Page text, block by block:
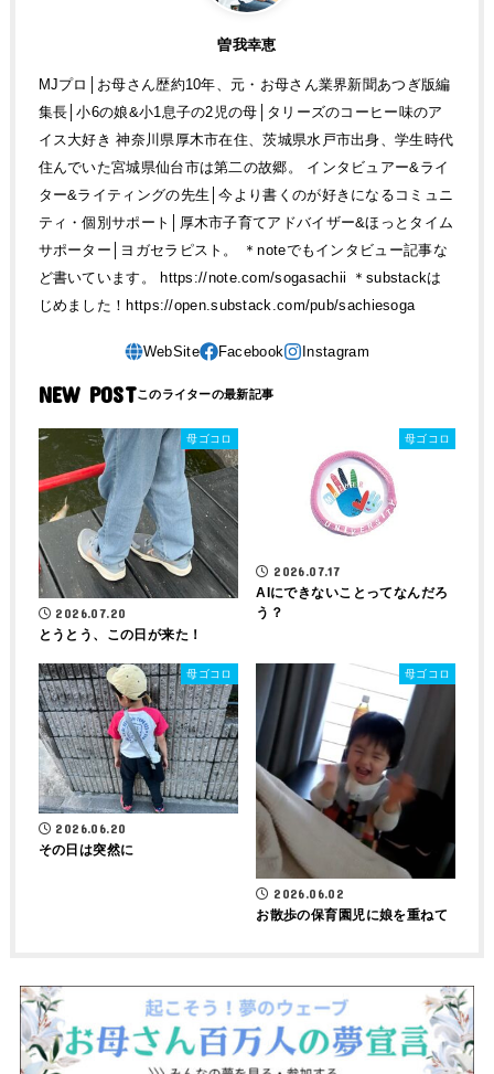
曽我幸恵
MJプロ│お母さん歴約10年、元・お母さん業界新聞あつぎ版編
集長│小6の娘&小1息子の2児の母│タリーズのコーヒー味のア
イス大好き 神奈川県厚木市在住、茨城県水戸市出身、学生時代
住んでいた宮城県仙台市は第二の故郷。 インタビュアー&ライ
ター&ライティングの先生│今より書くのが好きになるコミュニ
ティ・個別サポート│厚木市子育てアドバイザー&ほっとタイム
サポーター│ヨガセラピスト。 ＊noteでもインタビュー記事な
ど書いています。 https://note.com/sogasachii ＊substackは
じめました！https://open.substack.com/pub/sachiesoga
NEW POST
母ゴコロ
2026.07.20
とうとう、この日が来た！
母ゴコロ
2026.07.17
AIにできないことってなんだろ
う？
母ゴコロ
2026.06.20
その日は突然に
母ゴコロ
2026.06.02
お散歩の保育園児に娘を重ねて